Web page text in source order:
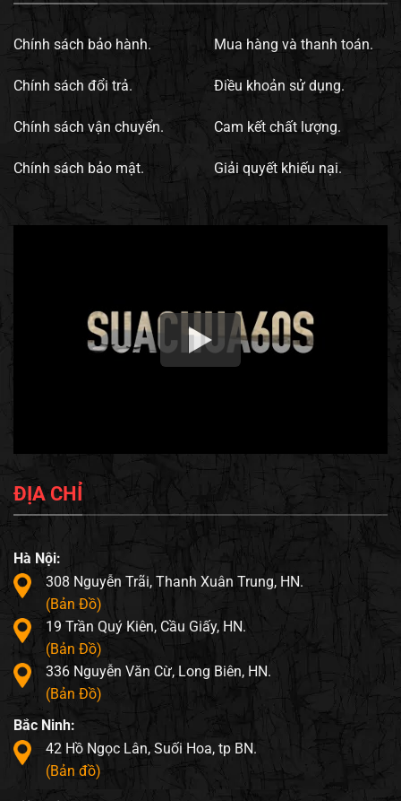
Chính sách bảo hành.
Chính sách đổi trả.
Chính sách vận chuyển.
Chính sách bảo mật.
Mua hàng và thanh toán.
Điều khoản sử dụng.
Cam kết chất lượng.
Giải quyết khiếu nại.
ĐỊA CHỈ
Hà Nội:
308 Nguyễn Trãi, Thanh Xuân Trung, HN.
(Bản Đồ)
19 Trần Quý Kiên, Cầu Giấy, HN.
(Bản Đồ)
336 Nguyễn Văn Cừ, Long Biên, HN.
(Bản Đồ)
Bắc Ninh:
42 Hồ Ngọc Lân, Suối Hoa, tp BN.
(Bản đồ)